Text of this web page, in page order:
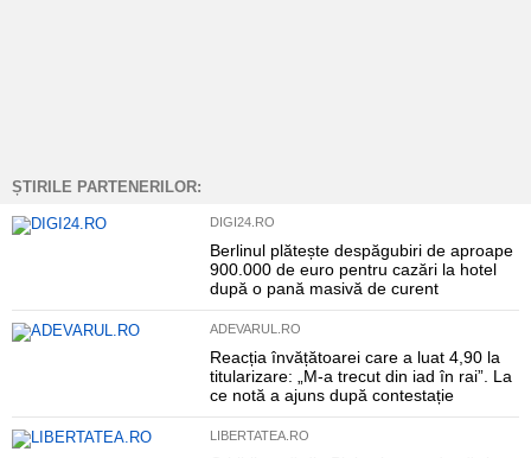
ȘTIRILE PARTENERILOR:
DIGI24.RO
Berlinul plătește despăgubiri de aproape
900.000 de euro pentru cazări la hotel
după o pană masivă de curent
ADEVARUL.RO
Reacția învățătoarei care a luat 4,90 la
titularizare: „M-a trecut din iad în rai”. La
ce notă a ajuns după contestație
LIBERTATEA.RO